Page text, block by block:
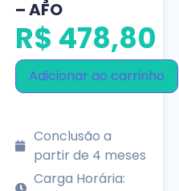
– AFO
R$ 478,80
Adicionar ao carrinho
Conclusão a
partir de 4 meses
Carga Horária: